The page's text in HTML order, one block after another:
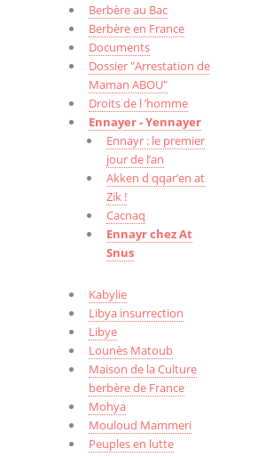
Berbère au Bac
Berbère en France
Documents
Dossier "Arrestation de
Maman ABOU"
Droits de l ’homme
Ennayer - Yennayer
Ennayr : le premier
jour de l’an
Akken d qqar’en at
Zik !
Cacnaq
Ennayr chez At
Snus
Kabylie
Libya insurrection
Libye
Lounès Matoub
Maison de la Culture
berbère de France
Mohya
Mouloud Mammeri
Peuples en lutte